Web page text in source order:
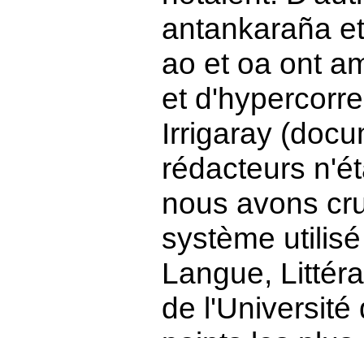
antankaraña
ao et oa ont
et
Irrigaray
rédacteurs
nous avons
système
Langue,
de l'Université